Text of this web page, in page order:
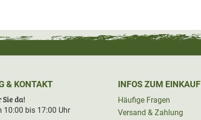
& KONTAKT
da!
10:00 bis 17:00 Uhr
INFOS ZUM EINKAUF
Häufige Fragen
Versand & Zahlung